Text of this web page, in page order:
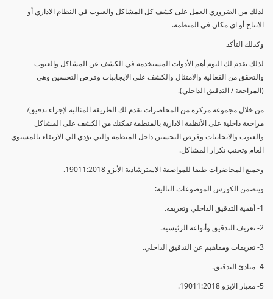
لذلك من الضروري العمل على كشف كل المشاكل والعيوب في النظام الاداري أو
الانتاج أو اي مكان في المنظمة.
وكذلك التأكد
لذلك نقدم لك اليوم أهم الأدوات المستخدمة في الكشف عن المشاكل والعيوب
والتحقق من الفعالية والامتثال والكشف على الايجابيات وفرص التحسين وهي
(المراجعة / التدقيق الداخلي).
من خلال مجموعة مركزة من المحاضرات نقدم لك الطريقة المثالية لإجراء تدقيق/
مراجعة داخلية على الأنظمة الادارية بالمنظمة تمكنك من الكشف على المشاكل
والعيوب والايجابيات وفرص التحسين داخل المنظمة والتي تؤدي الي الارتقاء بالمستوي
العام وتجنب تكرار المشاكل.
وجميع المحاضرات طبقا للمواصفة الاسترشادية الأيزو 19011:2018.
ويتضمن الكورس الموضوعات التالية:
1- أهمية التدقيق الداخلي وتعريفه.
2- تعريف التدقيق وأنواعه الرئيسية.
3- تعريفات ومفاهيم عن التدقيق الداخلي.
4- مبادئ التدقيق.
5- معيار الايزو 19011:2018.